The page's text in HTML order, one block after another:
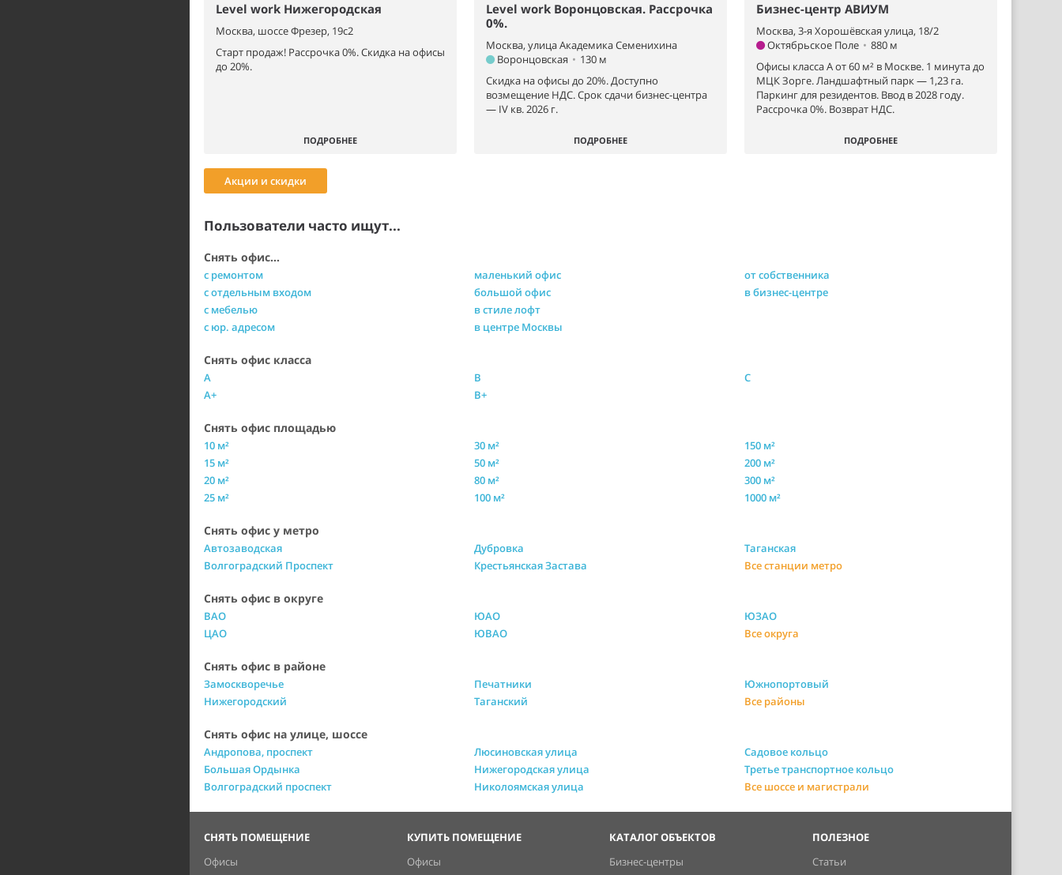
Level work Нижегородская
Москва, шоссе Фрезер, 19с2
Старт продаж! Рассрочка 0%. Скидка на офисы
до 20%.
ПОДРОБНЕЕ
Level work Воронцовская. Рассрочка
0%.
Москва, улица Академика Семенихина
Воронцовская • 130 м
Скидка на офисы до 20%. Доступно
возмещение НДС. Срок сдачи бизнес-центра
— IV кв. 2026 г.
ПОДРОБНЕЕ
Бизнес-центр АВИУМ
Москва, 3-я Хорошёвская улица, 18/2
Октябрьское Поле • 880 м
Офисы класса А от 60 м² в Москве. 1 минута до
МЦК Зорге. Ландшафтный парк — 1,23 га.
Паркинг для резидентов. Ввод в 2028 году.
Рассрочка 0%. Возврат НДС.
ПОДРОБНЕЕ
Акции и скидки
Пользователи часто ищут...
Снять офис...
с ремонтом
с отдельным входом
с мебелью
с юр. адресом
маленький офис
большой офис
в стиле лофт
в центре Москвы
от собственника
в бизнес-центре
Снять офис класса
A
A+
B
B+
C
Снять офис площадью
10 м²
15 м²
20 м²
25 м²
30 м²
50 м²
80 м²
100 м²
150 м²
200 м²
300 м²
1000 м²
Снять офис у метро
Автозаводская
Волгоградский Проспект
Дубровка
Крестьянская Застава
Таганская
Все станции метро
Снять офис в округе
ВАО
ЦАО
ЮАО
ЮВАО
ЮЗАО
Все округа
Снять офис в районе
Замоскворечье
Нижегородский
Печатники
Таганский
Южнопортовый
Все районы
Снять офис на улице, шоссе
Андропова, проспект
Большая Ордынка
Волгоградский проспект
Люсиновская улица
Нижегородская улица
Николоямская улица
Садовое кольцо
Третье транспортное кольцо
Все шоссе и магистрали
СНЯТЬ ПОМЕЩЕНИЕ
Офисы
КУПИТЬ ПОМЕЩЕНИЕ
Офисы
КАТАЛОГ ОБЪЕКТОВ
Бизнес-центры
ПОЛЕЗНОЕ
Статьи